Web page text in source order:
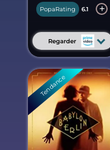
PopaRating 6.1
Regarder
Tendance